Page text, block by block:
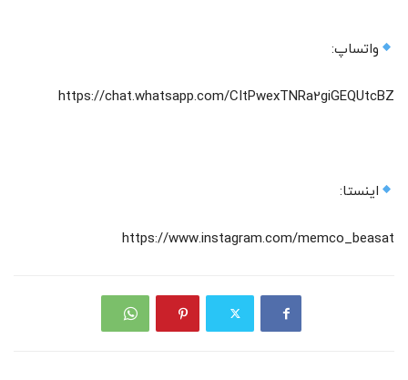
واتساپ:
https://chat.whatsapp.com/CItPwexTNRa2giGEQUtcBZ‌
اینستا:
https://www.instagram.com/memco_beasat